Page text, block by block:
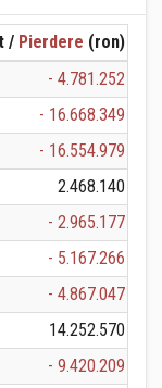
/ Pierdere (ron)
- 4.781.252
- 16.668.349
- 16.554.979
2.468.140
- 2.965.177
- 5.167.266
- 4.867.047
14.252.570
- 9.420.209